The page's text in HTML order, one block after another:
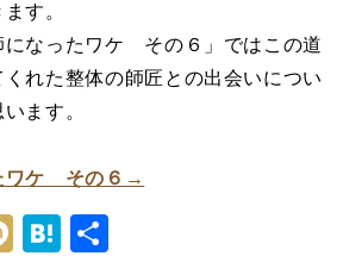
す。
になったワケ その６」ではこの道
れた整体の師匠との出会いについ
ます。
ワケ その６→
MixiHatena